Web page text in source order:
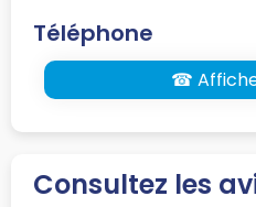
Téléphone
☎
Consultez les